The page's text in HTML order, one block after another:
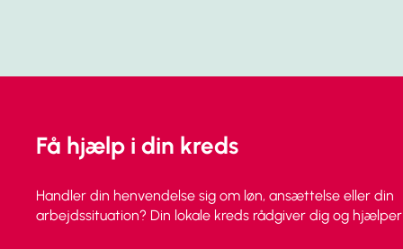
Få hjælp i din kreds
Handler din henvendelse sig om løn, ansættelse eller din
arbejdssituation? Din lokale kreds rådgiver dig og